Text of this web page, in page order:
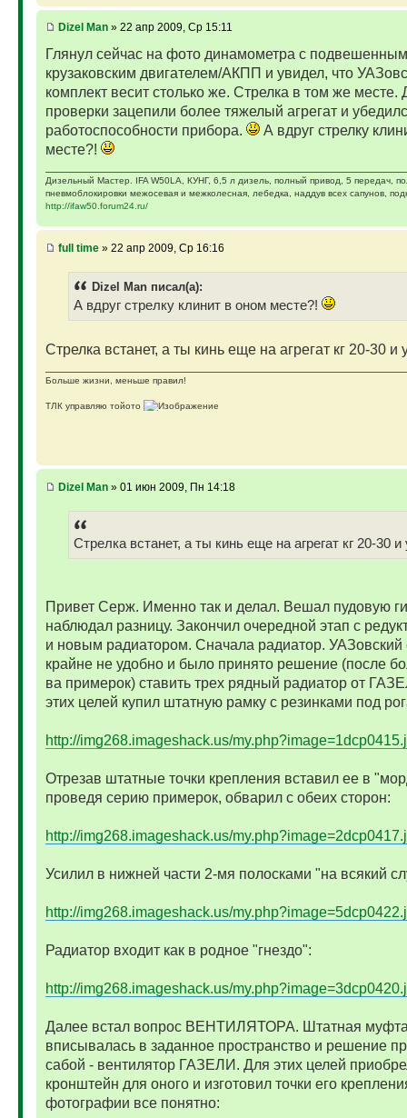
Dizel Man» 22 апр 2009, Ср 15:11
Глянул сейчас на фото динамометра с подвешенным
крузаковским двигателем/АКПП и увидел, что
комплект весит столько же. Стрелка в том же месте.
проверки зацепили более тяжелый агрегат и
работоспособности прибора.
А вдруг стрелку
месте?!
Дизельный Мастер. IFA W50LA, КУНГ, 6,5 л дизель, полный привод, 5 передач,
пневмоблокировки межосевая и межколесная, лебедка, наддув всех сапунов,
http://ifaw50.forum24.ru/
full time» 22 апр 2009, Ср 16:16
Dizel Man писал(а):
А вдруг стрелку клинит в оном месте?!
Стрелка встанет, а ты кинь еще на агрегат кг 20-30 и
Больше жизни, меньше правил!
ТЛК управляю тойото
Dizel Man» 01 июн 2009, Пн 14:18
Стрелка встанет, а ты кинь еще на агрегат кг 20-30
Привет Серж. Именно так и делал. Вешал пудовую
наблюдал разницу. Закончил очередной этап с
и новым радиатором. Сначала радиатор. УАЗовский
крайне не удобно и было принято решение (после
ва примерок) ставить трех рядный радиатор от
этих целей купил штатную рамку с резинками под
http://img268.imageshack.us/
Отрезав штатные точки крепления вставил ее в
проведя серию примерок, обварил с обеих сторон:
http://img268.imageshack.us/
Усилил в нижней части 2-мя полосками "на всякий
http://img268.imageshack.us/
Радиатор входит как в родное "гнездо":
http://img268.imageshack.us/
Далее встал вопрос ВЕНТИЛЯТОРА. Штатная
вписывалась в заданное пространство и решение
сабой - вентилятор ГАЗЕЛИ. Для этих целей
кронштейн для оного и изготовил точки его
фотографии все понятно: